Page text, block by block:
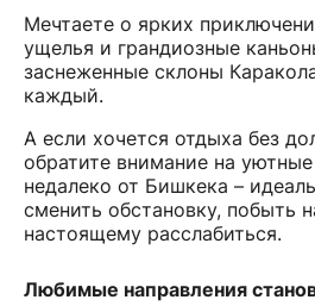
Мечтаете о ярких
ущелья и грандиозные
заснеженные склоны
каждый.
А если хочется отдыха без
обратите внимание на
недалеко от Бишкека –
сменить обстановку, побыть
настоящему расслабиться.
Любимые направления